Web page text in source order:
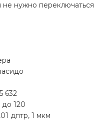
нужно переключаться
632
120
дптр, 1 мкм